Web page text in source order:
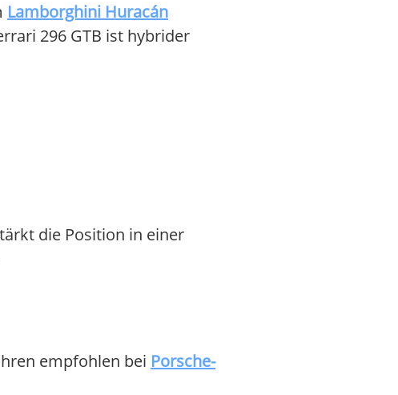
Lamborghini Huracán
296 GTB ist hybrider
die Position in einer
empfohlen bei Porsche-